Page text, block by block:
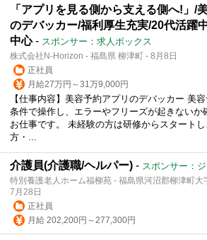
「アプリを見る側から支える側へ!」/
のデバッカー/福利厚生充実/20代活躍
中心- スポンサー：求人ボックス
株式会社N-Horizon - 福島県 柳津町 - 8月8日
正社員
月給27万円～31万9,000円
【仕事内容】美容予約アプリのデバッカー 美
条件で操作し、エラーやフリーズが起きないか
お仕事です。 未経験の方は研修からスタート
方・...
介護員(介護職/ヘルパー) - スポンサー：
特別養護老人ホーム福柳苑 - 福島県河沼郡柳津町
7月28日
正社員
月給 202,200円～277,300円